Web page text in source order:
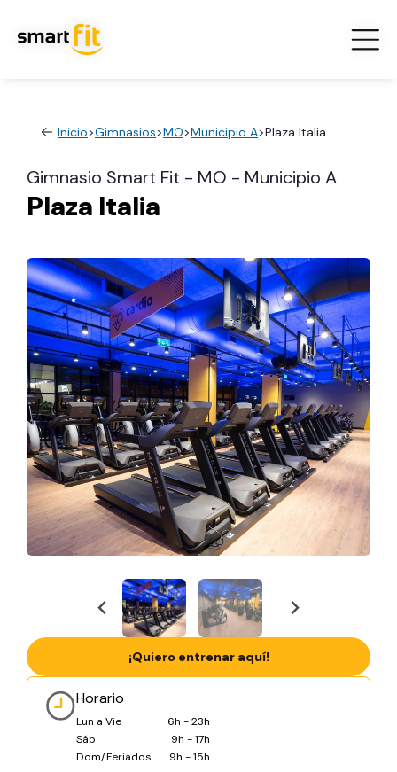
Inicio>Gimnasios>MO>Municipio A>Plaza Italia
Gimnasio Smart Fit - MO - Municipio A
Plaza Italia
Horario
Lun a Vie
6h - 23h
Sáb
9h - 17h
Dom/Feriados
9h - 15h
¡Quiero entrenar aquí!